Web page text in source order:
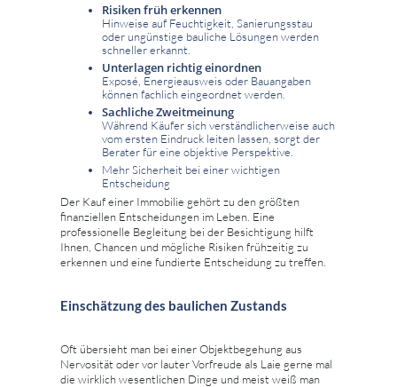
Risiken früh erkennen
Hinweise auf Feuchtigkeit, Sanierungsstau
oder ungünstige bauliche Lösungen werden
schneller erkannt.
Unterlagen richtig einordnen
Exposé, Energieausweis oder Bauangaben
können fachlich eingeordnet werden.
Sachliche Zweitmeinung
Während Käufer sich verständlicherweise auch
vom ersten Eindruck leiten lassen, sorgt der
Berater für eine objektive Perspektive.
Mehr Sicherheit bei einer wichtigen
Entscheidung
Der Kauf einer Immobilie gehört zu den größten
finanziellen Entscheidungen im Leben. Eine
professionelle Begleitung bei der Besichtigung hilft
Ihnen, Chancen und mögliche Risiken frühzeitig zu
erkennen und eine fundierte Entscheidung zu treffen.
Einschätzung des baulichen Zustands
Oft übersieht man bei einer Objektbegehung aus
Nervosität oder vor lauter Vorfreude als Laie gerne mal
die wirklich wesentlichen Dinge und meist weiß man